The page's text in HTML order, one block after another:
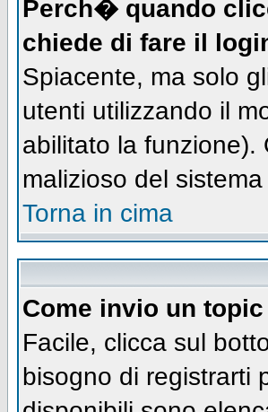
Perch� quando
chiede di fare il
Spiacente, ma solo
utenti utilizzando il
abilitato la funzione).
malizioso del
Torna in cima
Come invio un
Facile, clicca sul
bisogno di registrarti